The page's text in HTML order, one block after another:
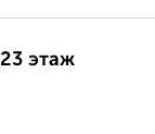
этаж